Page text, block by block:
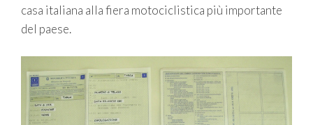
casa italiana alla fiera motociclistica più importante
del paese.